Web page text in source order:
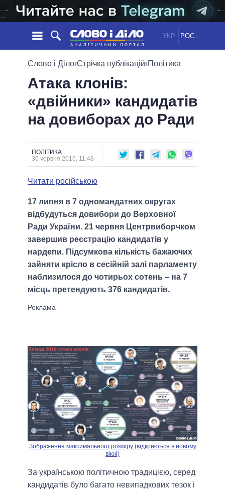
УКР РОС
НОВИНИ
СТРІЧКА
ПОДІЇ
СТАТТІ
ДУМКИ
ОГЛЯДИ
ДАЙДЖЕСТИ
ПОЛІТИКА
ЕКОНОМІКА
СУСПІЛЬСТВО
СВІТ
ОБIЦЯНКИ
ПОЛIТИКИ
УСІ ПОЛІТИКИ
ПРЕЗИДЕНТ І ОФІС
ВЕРХОВНА РАДА
МЕРИ МІСТ
ВСІ ПЕРСОНИ
ІНФОГРАФІКА
ВІДЕО
Слово і Діло›Стрічка публікацій›Політика
Атака клонів:
«двійники» кандидатів
на довиборах до Ради
ПОЛІТИКА
30 червня 2016, 11:48
Читати російською
17 липня в 7 одномандатних округах
відбудуться довибори до Верховної
Ради України. 21 червня Центрвиборчком
завершив реєстрацію кандидатів у
нардепи. Підсумкова кількість бажаючих
зайняти крісло в сесійній залі парламенту
наблизилося до чотирьох сотень – на 7
місць претендують 376 кандидатів.
Зображення максимального розміру (відкриється в новому
вікні)
За українською політичною традицією, серед
кандидатів було багато невипадкових тезок і